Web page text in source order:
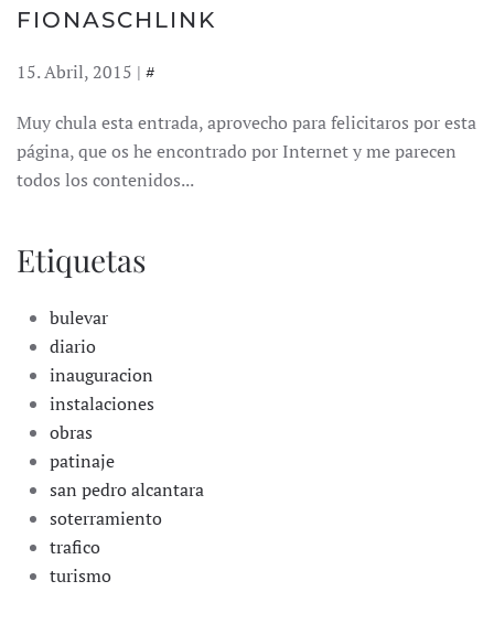
FIONASCHLINK
15. Abril, 2015 | #
Muy chula esta entrada, aprovecho para felicitaros por esta
página, que os he encontrado por Internet y me parecen
todos los contenidos...
Etiquetas
bulevar
diario
inauguracion
instalaciones
obras
patinaje
san pedro alcantara
soterramiento
trafico
turismo